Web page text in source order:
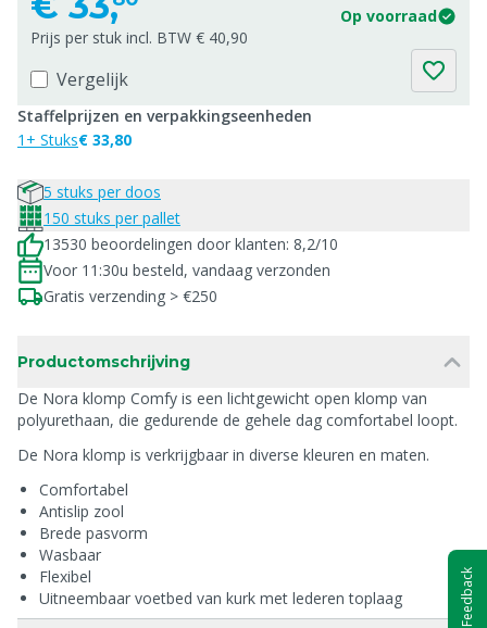
Op voorraad
Prijs per stuk incl. BTW € 40,90
Vergelijk
Staffelprijzen en verpakkingseenheden
1+ Stuks€ 33,80
5 stuks per doos
150 stuks per pallet
13530 beoordelingen door klanten: 8,2/10
Voor 11:30u besteld, vandaag verzonden
Gratis verzending > €250
Productomschrijving
De Nora klomp Comfy is een lichtgewicht open klomp van
polyurethaan, die gedurende de gehele dag comfortabel loopt.
De Nora klomp is verkrijgbaar in diverse kleuren en maten.
Comfortabel
Antislip zool
Brede pasvorm
Wasbaar
Flexibel
Uitneembaar voetbed van kurk met lederen toplaag
Feedback